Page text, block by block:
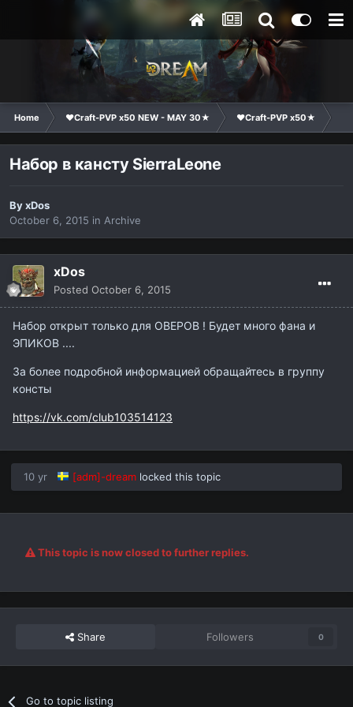
Home ❤Craft-PVP x50 NEW - MAY 30★ ❤Craft-PVP x50★
Набор в кансту SierraLeone
ByxDos
October 6, 2015 in Archive
xDos
Posted October 6, 2015
Набор открыт только для ОВЕРОВ ! Будет много фана и
ЭПИКОВ ....
За более подробной информацией обращайтесь в группу
консты
https://vk.com/club103514123
10 yr [adm]-dream locked this topic
This topic is now closed to further replies.
Share Followers 0
Go to topic listing